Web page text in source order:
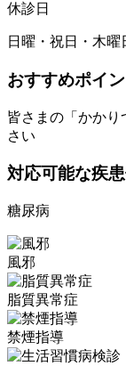
休診日
日曜・祝日・木
おすすめポイ
皆さまの「かか
さい
対応可能な疾
糖尿病
風邪
脂質異常症
禁煙指導